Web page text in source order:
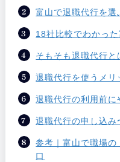
富山で退職代行を選
18社比較でわかっ
そもそも退職代行と
退職代行を使うメリ
退職代行の利用前に
退職代行の申し込み
参考｜富山で職場
口